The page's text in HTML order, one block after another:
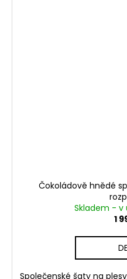
Čokoládově hnědé
Skladem - v
1
Společenské šaty na